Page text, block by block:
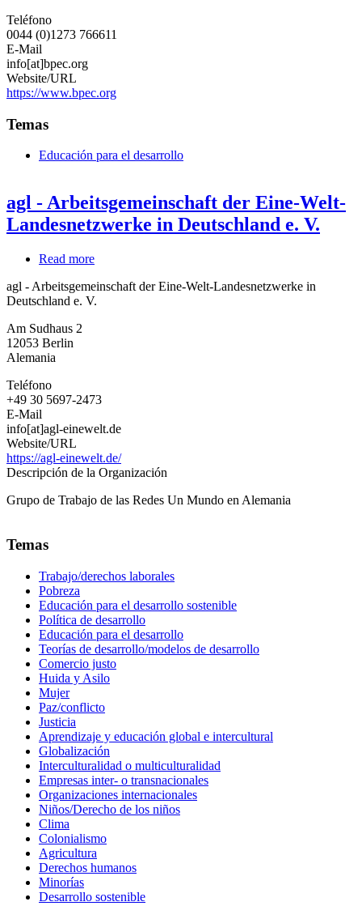
Teléfono
0044 (0)1273 766611
E-Mail
info[at]bpec.org
Website/URL
https://www.bpec.org
Temas
Educación para el desarrollo
agl - Arbeitsgemeinschaft der Eine-Welt-
Landesnetzwerke in Deutschland e. V.
Read more
-
Arbeitsgemeinschaft
e.
agl - Arbeitsgemeinschaft der Eine-Welt-Landesnetzwerke in
Deutschland e. V.
Am Sudhaus 2
12053 Berlin
Alemania
Teléfono
+49 30 5697-2473
E-Mail
info[at]agl-einewelt.de
Website/URL
https://agl-einewelt.de/
Descripción de la Organización
Grupo de Trabajo de las Redes Un Mundo en Alemania
Temas
Trabajo/derechos laborales
Pobreza
Educación para el desarrollo sostenible
Política de desarrollo
Educación para el desarrollo
Teorías de desarrollo/modelos de desarrollo
Comercio justo
Huida y Asilo
Mujer
Paz/conflicto
Justicia
Aprendizaje y educación global e intercultural
Globalización
Interculturalidad o multiculturalidad
Empresas inter- o transnacionales
Organizaciones internacionales
Niños/Derecho de los niños
Clima
Colonialismo
Agricultura
Derechos humanos
Minorías
Desarrollo sostenible